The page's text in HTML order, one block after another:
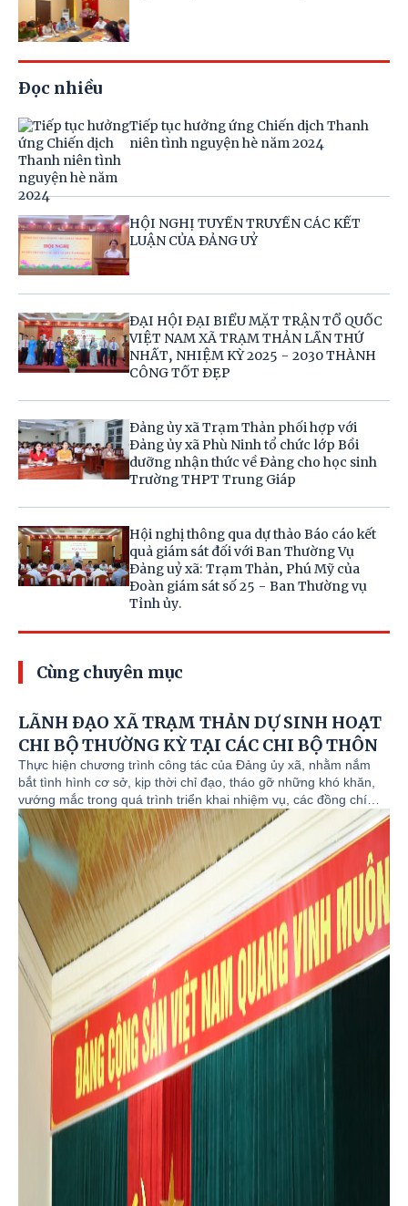
Đọc nhiều
Tiếp tục hưởng ứng Chiến dịch Thanh
niên tình nguyện hè năm 2024
HỘI NGHỊ TUYỀN TRUYỀN CÁC KẾT
LUẬN CỦA ĐẢNG UỶ
ĐẠI HỘI ĐẠI BIỂU MẶT TRẬN TỔ QUỐC
VIỆT NAM XÃ TRẠM THẢN LẦN THỨ
NHẤT, NHIỆM KỲ 2025 - 2030 THÀNH
CÔNG TỐT ĐẸP
Đảng ủy xã Trạm Thản phối hợp với
Đảng ủy xã Phù Ninh tổ chức lớp Bồi
dưỡng nhận thức về Đảng cho học sinh
Trường THPT Trung Giáp
Hội nghị thông qua dự thảo Báo cáo kết
quả giám sát đối với Ban Thường Vụ
Đảng uỷ xã: Trạm Thản, Phú Mỹ của
Đoàn giám sát số 25 - Ban Thường vụ
Tỉnh ủy.
Cùng chuyên mục
LÃNH ĐẠO XÃ TRẠM THẢN DỰ SINH HOẠT
CHI BỘ THƯỜNG KỲ TẠI CÁC CHI BỘ THÔN
Thực hiện chương trình công tác của Đảng ủy xã, nhằm nắm
bắt tình hình cơ sở, kịp thời chỉ đạo, tháo gỡ những khó khăn,
vướng mắc trong quá trình triển khai nhiệm vụ, các đồng chí
lãnh đạo Đảng ủy, HĐND, UBND xã Trạm Thản đã tham dự sinh
hoạt chi bộ thường kỳ tại các chi bộ thôn trên địa bàn xã.